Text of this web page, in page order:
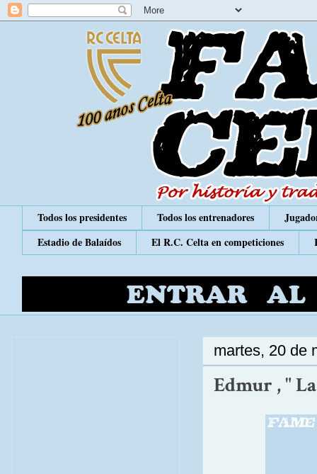
Todos los presidentes Todos los entrenadores
Estadio de Balaídos
El R.C. Celta en competiciones
martes, 20 de
Edmur , "